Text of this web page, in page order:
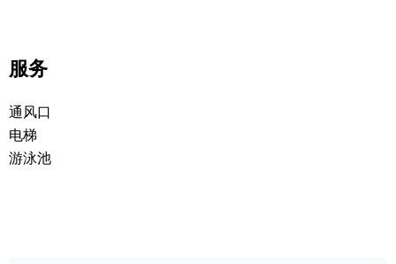
服务
通风口
电梯
游泳池